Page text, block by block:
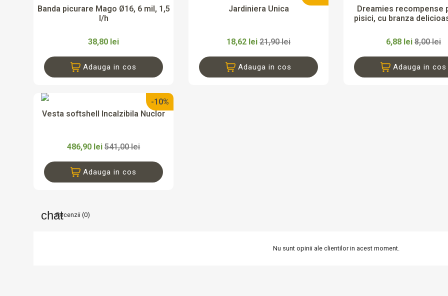
 Vizualizare rapida
Banda picurare Mago Ø16, 6 mil, 1,5
l/h
38,80 lei
Adauga in cos
 Vizualizare rapida
Jardiniera Unica
18,62 lei21,90 lei
Adauga in cos
 Vizualizare
Dreamies recompense
pisici, cu branza
6,88 lei 8,00 lei
Adauga in cos
 Vizualizare rapida
Vesta softshell Incalzibila Nuclor
486,90 lei541,00 lei
-10%
Adauga in cos
Recenzii (0)
Nu sunt opinii ale clientilor in acest moment.